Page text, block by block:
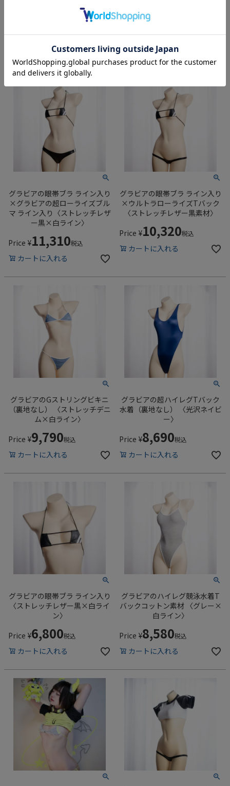
カートに入れる
レザー黒×白ライン〉
Price ¥11,750税込
カートに入れる
グラビアの眼帯ブラ ライン入り
×グラビアの超ローライズブル
マ ライン入り〈ストレッチレザ
ー黒×白ライン〉
Price ¥11,310税込
カートに入れる
グラビアの眼帯ブラ ライン入り
×ウルトラローライズTバック
〈ストレッチレザー黒素材〉
Price ¥10,320税込
カートに入れる
グラビアのGストリングビキニ
（裏地なし） 〈ストレッチデニ
ム×白ライン〉
Price ¥9,790税込
カートに入れる
グラビアの超ハイレグTバック
水着（裏地なし） 〈光沢ネイビ
ー〉
Price ¥8,690税込
カートに入れる
グラビアの眼帯ブラ ライン入り
〈ストレッチレザー黒×白ライ
ン〉
Price ¥6,800税込
カートに入れる
グラビアのハイレグ競泳水着T
バックコットン素材 〈グレー×
白ライン〉
Price ¥8,580税込
カートに入れる